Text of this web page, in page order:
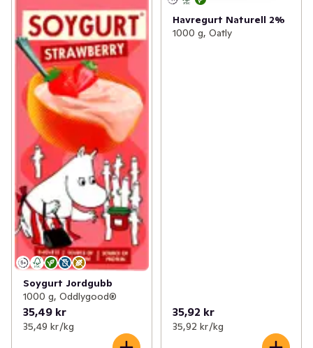
Soygurt Jordgubb
1000 g, Oddlygood®
35,49 kr
35,49 kr /kg
Havregurt Naturell 2%
1000 g, Oatly
35,92 kr
35,92 kr /kg